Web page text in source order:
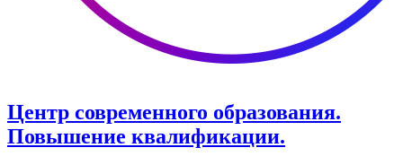
Центр современного образования.
Повышение квалификации.